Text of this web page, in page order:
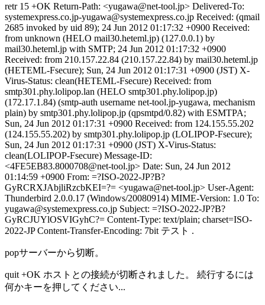
retr 15 +OK Return-Path: <yugawa@net-tool.jp> Delivered-To:
systemexpress.co.jp-yugawa@systemexpress.co.jp Received: (qmail
2685 invoked by uid 89); 24 Jun 2012 01:17:32 +0900 Received:
from unknown (HELO mail30.heteml.jp) (127.0.0.1) by
mail30.heteml.jp with SMTP; 24 Jun 2012 01:17:32 +0900
Received: from 210.157.22.84 (210.157.22.84) by mail30.heteml.jp
(HETEML-Fsecure); Sun, 24 Jun 2012 01:17:31 +0900 (JST) X-
Virus-Status: clean(HETEML-Fsecure) Received: from
smtp301.phy.lolipop.lan (HELO smtp301.phy.lolipop.jp)
(172.17.1.84) (smtp-auth username net-tool.jp-yugawa, mechanism
plain) by smtp301.phy.lolipop.jp (qpsmtpd/0.82) with ESMTPA;
Sun, 24 Jun 2012 01:17:31 +0900 Received: from 124.155.55.202
(124.155.55.202) by smtp301.phy.lolipop.jp (LOLIPOP-Fsecure);
Sun, 24 Jun 2012 01:17:31 +0900 (JST) X-Virus-Status:
clean(LOLIPOP-Fsecure) Message-ID:
<4FE5EB83.8000708@net-tool.jp> Date: Sun, 24 Jun 2012
01:14:59 +0900 From: =?ISO-2022-JP?B?
GyRCRXJAbjliRzcbKEI=?= <yugawa@net-tool.jp> User-Agent:
Thunderbird 2.0.0.17 (Windows/20080914) MIME-Version: 1.0 To:
yugawa@systemexpress.co.jp Subject: =?ISO-2022-JP?B?
GyRCJUYlOSVIGyhC?= Content-Type: text/plain; charset=ISO-
2022-JP Content-Transfer-Encoding: 7bit テスト .
popサーバーから切断。
quit +OK ホストとの接続が切断されました。 続行するには
何かキーを押してください...